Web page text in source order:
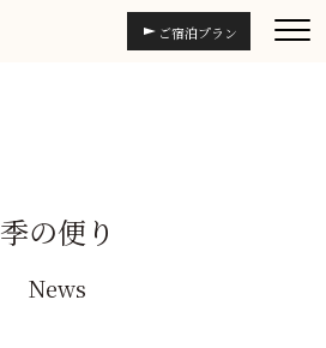
ご宿泊プラン
季の便り
News